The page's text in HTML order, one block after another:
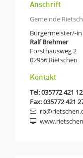
Anschrift
Gemeinde
Bürgermeister/-in
Ralf Brehmer
Forsthausweg 2
02956 Rietschen
Kontakt
Tel:035772 421 12
Fax: 035772 421